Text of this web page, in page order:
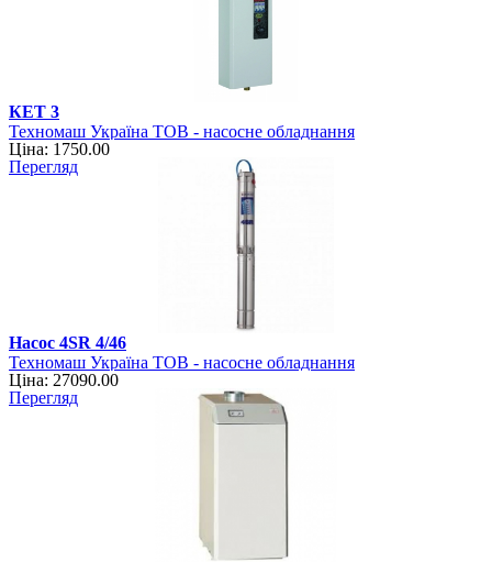
КЕТ 3
Техномаш Україна ТОВ - насосне обладнання
Ціна: 1750.00
Перегляд
Насос 4SR 4/46
Техномаш Україна ТОВ - насосне обладнання
Ціна: 27090.00
Перегляд